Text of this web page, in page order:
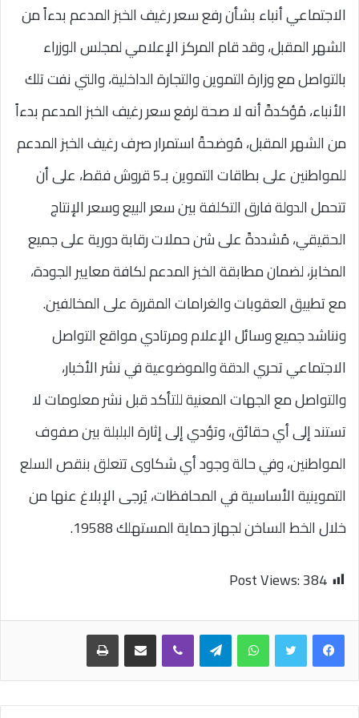
الاجتماعي أنباء بشأن رفع سعر رغيف الخبز المدعم بدءاً من
الشهر المقبل، وقد قام المركز الإعلامي لمجلس الوزراء
بالتواصل مع وزارة التموين والتجارة الداخلية، والتي نفت تلك
الأنباء، مُؤكدةً أنه لا صحة لرفع سعر رغيف الخبز المدعم بدءاً
من الشهر المقبل، مُوضحةً استمرار صرف رغيف الخبز المدعم
للمواطنين على بطاقات التموين بـ5 قروش فقط، على أن
تتحمل الدولة فارق التكلفة بين سعر البيع وسعر الإنتاج
الحقيقي، مُشددةً على شن حملات رقابة دورية على جميع
المخابز، لضمان مطابقة الخبز المدعم لكافة معايير الجودة،
مع تطبيق العقوبات والغرامات المقررة على المخالفين.
ونناشد جميع وسائل الإعلام ومرتادي مواقع التواصل
الاجتماعي تحري الدقة والموضوعية في نشر الأخبار،
والتواصل مع الجهات المعنية للتأكد قبل نشر معلومات لا
تستند إلى أي حقائق، وتؤدي إلى إثارة البلبلة بين صفوف
المواطنين، وفي حالة وجود أي شكاوى تتعلق بنقص السلع
التموينية الأساسية في المحافظات، يُرجى الإبلاغ عنها من
خلال الخط الساخن لجهاز حماية المستهلك 19588.
Post Views:384
واتساب تيلقرام